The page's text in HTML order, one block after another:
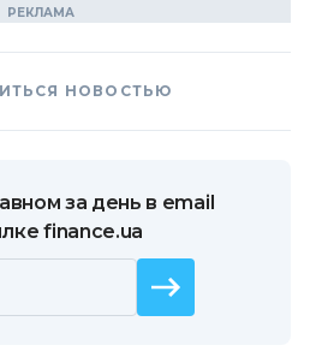
НОВОСТЬЮ
за день в email
finance.ua